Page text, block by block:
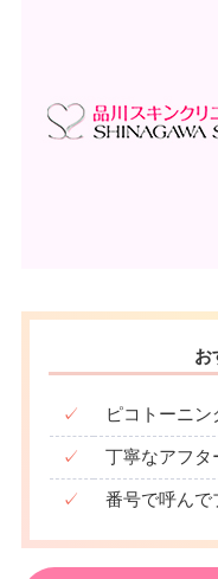
お
✓ ピコトーニ
✓ 丁寧なアフタ
✓ 番号で呼ん